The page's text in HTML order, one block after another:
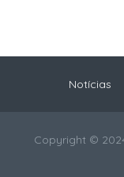
Notícias
Copyright ©